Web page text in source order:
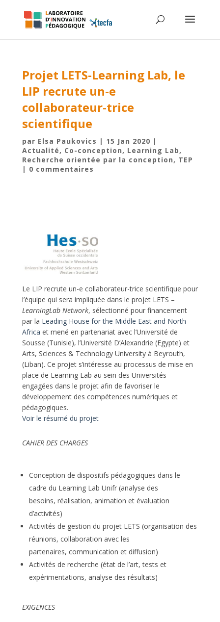
Projet LETS-Learning Lab, le
LIP recrute un-e
collaborateur-trice
scientifique
par Elsa Paukovics | 15 Jan 2020 |
Actualité, Co-conception, Learning Lab,
Recherche orientée par la conception, TEP
| 0 commentaires
Le LIP recrute un-e collaborateur-trice scientifique pour
l’équipe qui sera impliquée dans le projet LETS –
LearningLab Network, sélectionné pour financement
par la Leading House for the Middle East and North
Africa et mené en partenariat avec l’Université de
Sousse (Tunisie), l’Université D’Alexandrie (Egypte) et
Arts, Sciences & Technology University à Beyrouth,
(Liban). Ce projet s’intéresse au processus de mise en
place de Learning Lab au sein des Universités
engagées dans le projet afin de favoriser le
développement des compétences numériques et
pédagogiques.
Voir le résumé du projet
CAHIER DES CHARGES
Conception de dispositifs pédagogiques dans le
cadre du Learning Lab Unifr (analyse des
besoins, réalisation, animation et évaluation
d’activités)
Activités de gestion du projet LETS (organisation des
réunions, collaboration avec les
partenaires, communication et diffusion)
Activités de recherche (état de l’art, tests et
expérimentations, analyse des résultats)
EXIGENCES